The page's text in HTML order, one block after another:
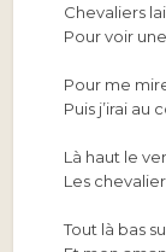
Chevaliers
Pour voir
Pour me
Puis j’irai
Là haut le
Les
Tout là bas